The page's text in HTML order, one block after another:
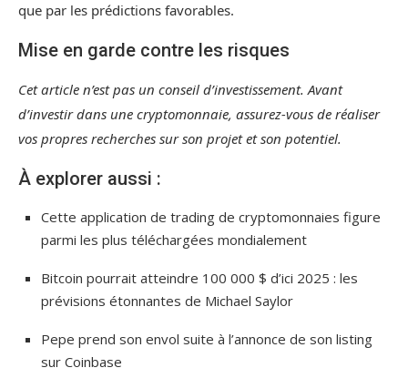
que par les prédictions favorables.
Mise en garde contre les risques
Cet article n’est pas un conseil d’investissement. Avant
d’investir dans une cryptomonnaie, assurez-vous de réaliser
vos propres recherches sur son projet et son potentiel.
À explorer aussi :
Cette application de trading de cryptomonnaies figure
parmi les plus téléchargées mondialement
Bitcoin pourrait atteindre 100 000 $ d’ici 2025 : les
prévisions étonnantes de Michael Saylor
Pepe prend son envol suite à l’annonce de son listing
sur Coinbase